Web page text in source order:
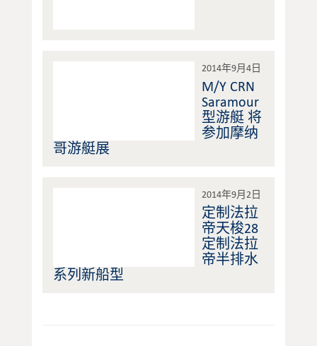
2014年9月4日
M/Y CRN
Saramour
型游艇 将
参加摩纳
哥游艇展
2014年9月2日
定制法拉
帝天梭28
定制法拉
帝半排水
系列新船型